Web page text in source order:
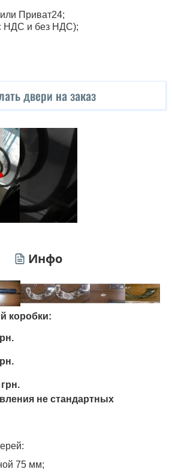
Приват24;
НДС и без НДС);
двери на заказ
Инфо
коробки:
не стандартных
75 мм;